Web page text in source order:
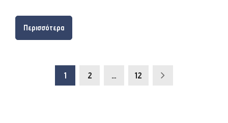
Περισσότερα
1 2 … 12